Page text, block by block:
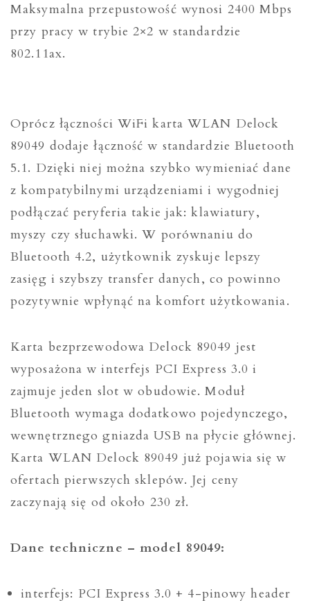
Maksymalna przepustowość wynosi 2400 Mbps
przy pracy w trybie 2×2 w standardzie
802.11ax.
Oprócz łączności WiFi karta WLAN Delock
89049 dodaje łączność w standardzie Bluetooth
5.1. Dzięki niej można szybko wymieniać dane
z kompatybilnymi urządzeniami i wygodniej
podłączać peryferia takie jak: klawiatury,
myszy czy słuchawki. W porównaniu do
Bluetooth 4.2, użytkownik zyskuje lepszy
zasięg i szybszy transfer danych, co powinno
pozytywnie wpłynąć na komfort użytkowania.
Karta bezprzewodowa Delock 89049 jest
wyposażona w interfejs PCI Express 3.0 i
zajmuje jeden slot w obudowie. Moduł
Bluetooth wymaga dodatkowo pojedynczego,
wewnętrznego gniazda USB na płycie głównej.
Karta WLAN Delock 89049 już pojawia się w
ofertach pierwszych sklepów. Jej ceny
zaczynają się od około 230 zł.
Dane techniczne – model 89049:
interfejs: PCI Express 3.0 + 4-pinowy header